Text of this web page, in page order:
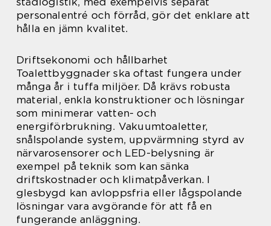
personalentré och förråd, gör det enklare att
hålla en jämn kvalitet.
Driftsekonomi och hållbarhet
Toalettbyggnader ska oftast fungera under
många år i tuffa miljöer. Då krävs robusta
material, enkla konstruktioner och lösningar
som minimerar vatten- och
energiförbrukning. Vakuumtoaletter,
snålspolande system, uppvärmning styrd av
närvarosensorer och LED-belysning är
exempel på teknik som kan sänka
driftskostnader och klimatpåverkan. I
glesbygd kan avloppsfria eller lågspolande
lösningar vara avgörande för att få en
fungerande anläggning.